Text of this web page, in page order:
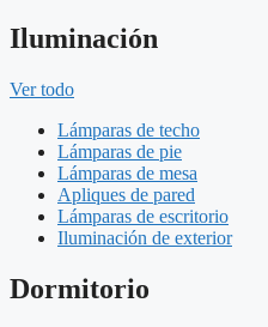
Iluminación
Ver todo
Lámparas de techo
Lámparas de pie
Lámparas de mesa
Apliques de pared
Lámparas de escritorio
Iluminación de exterior
Dormitorio